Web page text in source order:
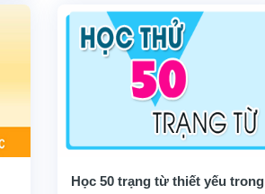
Học 50 trạng từ thiết yếu trong